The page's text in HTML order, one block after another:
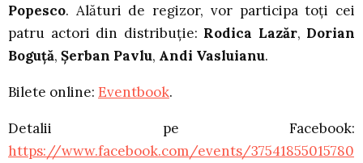
Popesco. Alături de regizor, vor participa toți cei
patru actori din distribuție: Rodica Lazăr, Dorian
Boguță, Șerban Pavlu, Andi Vasluianu.
Bilete online: Eventbook.
Detalii pe Facebook:
https://www.facebook.com/events/37541855015780